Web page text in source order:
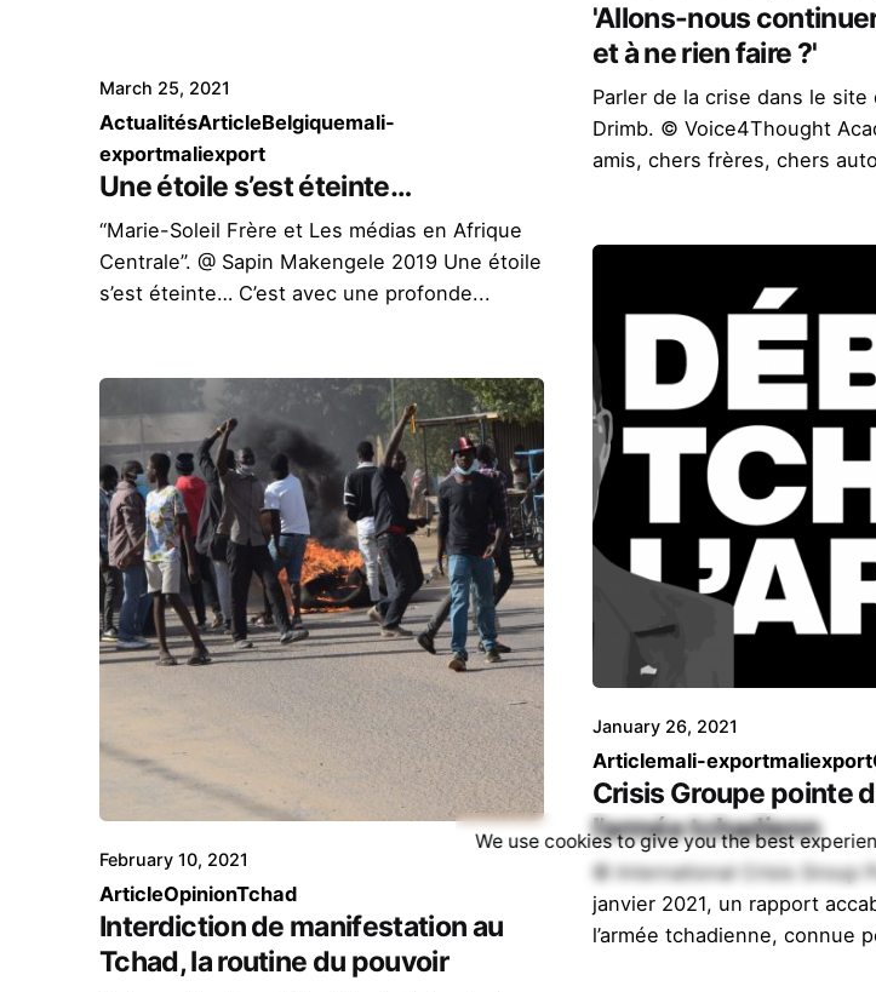
March 25, 2021
ActualitésArticleBelgiquemali-
exportmaliexport
Une étoile s’est éteinte…
“Marie-Soleil Frère et Les médias en Afrique
Centrale”. @ Sapin Makengele 2019 Une étoile
s’est éteinte… C’est avec une profonde...
'Allons-nous
et à ne rien faire ?'
Parler de la crise dans le
Drimb. © Voice4Thought
amis, chers frères, chers
February 10, 2021
ArticleOpinionTchad
Interdiction de manifestation au
Tchad, la routine du pouvoir
January 26, 2021
Articlemali-exportmaliexport
Crisis Groupe pointe
l’armée tchadienn
© International Crisis Group
janvier 2021, un rapport
l’armée tchadienne, connue
We use cookies to give you the best